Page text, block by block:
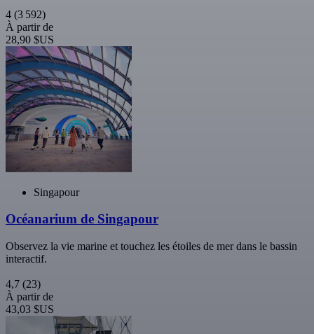
4 (3 592)
À partir de
28,90 $US
Singapour
Océanarium de Singapour
Observez la vie marine et touchez les étoiles de mer dans le bassin
interactif.
4,7 (23)
À partir de
43,03 $US